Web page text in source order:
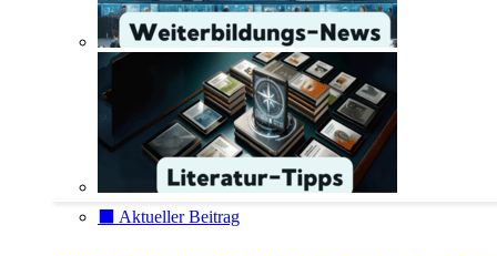
⬛️ Aktueller Beitrag